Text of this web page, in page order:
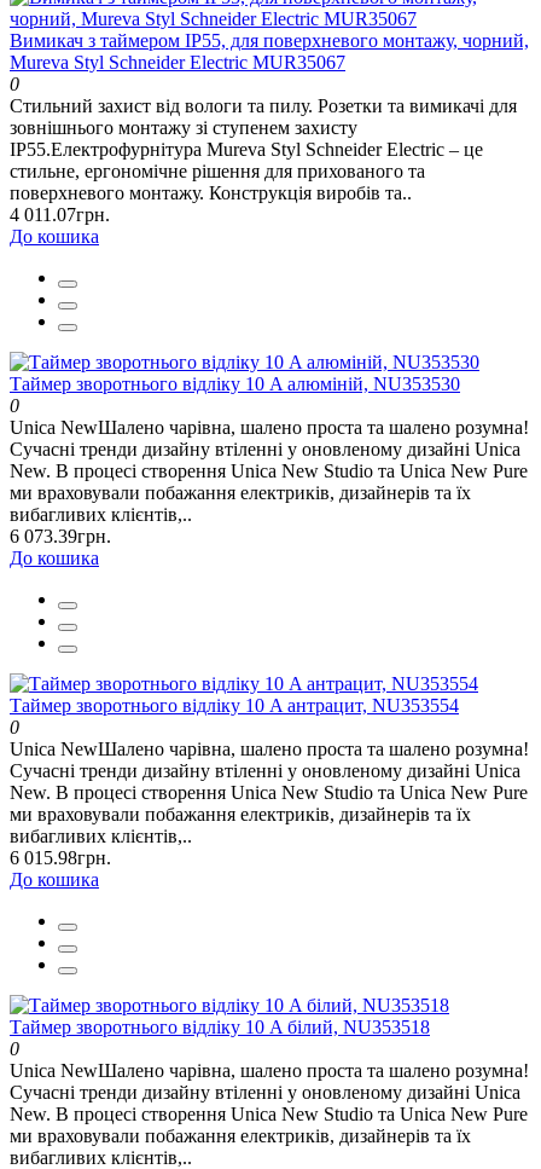
Вимикач з таймером IP55, для поверхневого монтажу, чорний,
Mureva Styl Schneider Electric MUR35067
0
Cтильний захист від вологи та пилу. Розетки та вимикачі для
зовнішнього монтажу зі ступенем захисту
ІР55.Електрофурнітура Mureva Styl Schneider Electric – це
стильне, ергономічне рішення для прихованого та
поверхневого монтажу. Конструкція виробів та..
4 011.07грн.
До кошика
Таймер зворотнього відліку 10 A алюміній, NU353530
0
Unica NewШалено чарівна, шалено проста та шалено розумна!
Сучасні тренди дизайну втіленні у оновленому дизайні Unica
New. В процесі створення Unica New Studio та Unica New Pure
ми враховували побажання електриків, дизайнерів та їх
вибагливих клієнтів,..
6 073.39грн.
До кошика
Таймер зворотнього відліку 10 A антрацит, NU353554
0
Unica NewШалено чарівна, шалено проста та шалено розумна!
Сучасні тренди дизайну втіленні у оновленому дизайні Unica
New. В процесі створення Unica New Studio та Unica New Pure
ми враховували побажання електриків, дизайнерів та їх
вибагливих клієнтів,..
6 015.98грн.
До кошика
Таймер зворотнього відліку 10 A білий, NU353518
0
Unica NewШалено чарівна, шалено проста та шалено розумна!
Сучасні тренди дизайну втіленні у оновленому дизайні Unica
New. В процесі створення Unica New Studio та Unica New Pure
ми враховували побажання електриків, дизайнерів та їх
вибагливих клієнтів,..